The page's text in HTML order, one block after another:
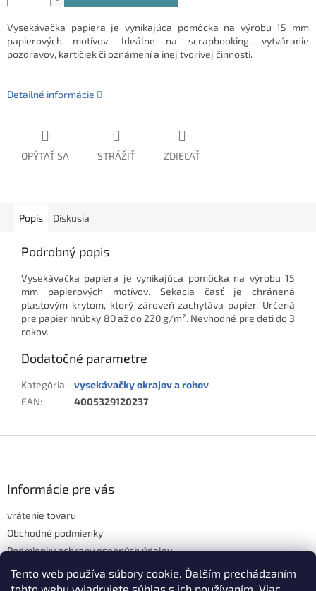
Tento web používa súbory cookie. Ďalším prechádzaním
Vysekávačka papiera je vynikajúca pomôcka na výrobu 15 mm
papierových motívov. Ideálne na scrapbooking, vytváranie
pozdravov, kartičiek či oznámení a inej tvorivej činnosti.
Detailné informácie
OPÝTAŤ SA STRÁŽIŤ ZDIEĽAŤ
Popis Diskusia
Podrobný popis
Vysekávačka papiera je vynikajúca pomôcka na výrobu 15
mm papierových motívov. Sekacia časť je chránená
plastovým krytom, ktorý zároveň zachytáva papier. Určená
pre papier hrúbky 80 až do 220 g/m². Nevhodné pre deti do 3
rokov.
Dodatočné parametre
Kategória: vysekávačky okrajov a rohov
EAN: 4005329120237
Informácie pre vás
vrátenie tovaru
Obchodné podmienky
Podmienky ochrany osobných údajov
Hodnotenie obchodu